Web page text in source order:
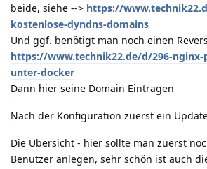
beide, siehe --> https://
kostenlose-dyndns-domains
Und ggf. benötigt man noch einen
https://www.technik22.de/d/296-nginx-
unter-docker
Dann hier seine Domain Eintragen
Nach der Konfiguration zuerst ein
Die Übersicht - hier sollte man zuerst
Benutzer anlegen, sehr schön ist auch